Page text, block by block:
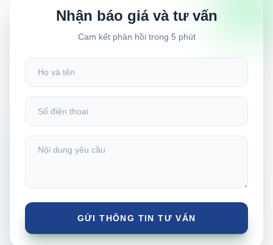
Nhận báo giá và tư vấn
Cam kết phản hồi trong 5 phút